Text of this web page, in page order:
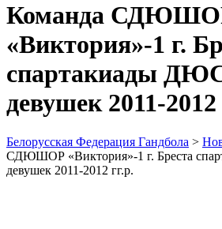
Команда
«Виктория»-1 г.
спартакиады
девушек 2011-2012
Белорусская Федерация Гандбола >
СДЮШОР «Виктория»-1 г. Бреста
девушек 2011-2012 гг.р.